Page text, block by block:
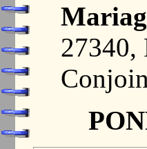
27340,